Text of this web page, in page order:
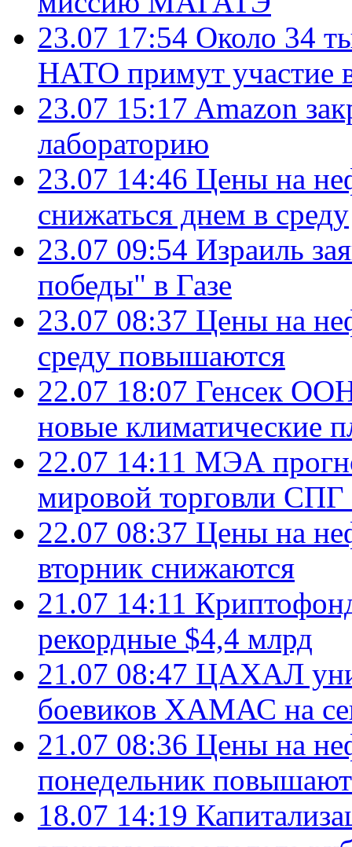
23.07 17:54 Около 34
НАТО примут участие
23.07 15:17 Amazon
лабораторию
23.07 14:46 Цены на
снижаться днем в среду
23.07 09:54 Израиль
победы" в Газе
23.07 08:37 Цены на
среду повышаются
22.07 18:07 Генсек ООН
новые климатические
22.07 14:11 МЭА
мировой торговли СПГ
22.07 08:37 Цены на
вторник снижаются
21.07 14:11
рекордные $4,4 млрд
21.07 08:47 ЦАХАЛ
боевиков ХАМАС на
21.07 08:36 Цены на
понедельник
18.07 14:19